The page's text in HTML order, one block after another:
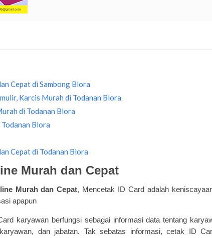
Cepat di Sambong Blora
Karcis Murah di Todanan Blora
di Todanan Blora
Blora
Cepat di Todanan Blora
Murah dan Cepat
Murah dan Cepat, Mencetak ID Card adalah
apapun
karyawan berfungsi sebagai informasi data tentang
dan jabatan. Tak sebatas informasi, cetak ID